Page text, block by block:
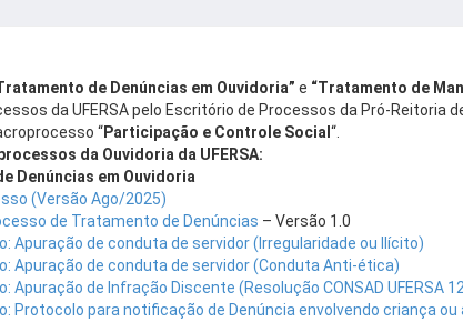
de Denúncias em Ouvidoria” e “Tratamento de
da UFERSA pelo Escritório de Processos da Pró-Reitoria
“Participação e Controle Social “.
da Ouvidoria da UFERSA:
Denúncias em Ouvidoria
(Versão Ago/2025)
de Tratamento de Denúncias – Versão 1.0
Apuração de conduta de servidor (Irregularidade ou Ilícito)
Apuração de conduta de servidor (Conduta Anti-ética)
Apuração de Infração Discente (Resolução CONSAD UFERSA
Protocolo para notificação de Denúncia envolvendo criança ou